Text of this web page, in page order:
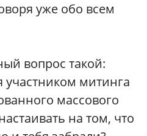
уже обо всем
вопрос такой:
участником митинга
массового
на том, что